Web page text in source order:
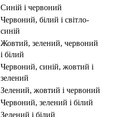
синій і червоний
червоний, білий і світло-
синій
жовтий, зелений, червоний
і білий
червоний, синій, жовтий і
зелений
зелений, жовтий і червоний
червоний, зелений і білий
зелений і білий